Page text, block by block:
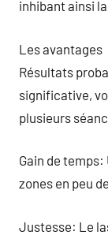
inhibant ainsi
Les avantages
Résultats
significative,
plusieurs
Gain de
zones en peu
Justesse: Le